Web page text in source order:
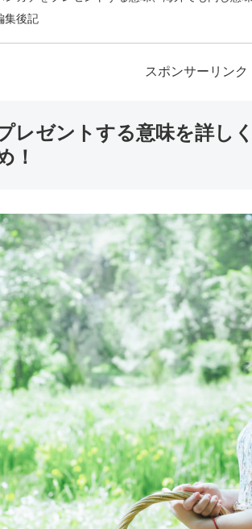
集後記
スポンサーリンク
レゼントする意味を詳し
！